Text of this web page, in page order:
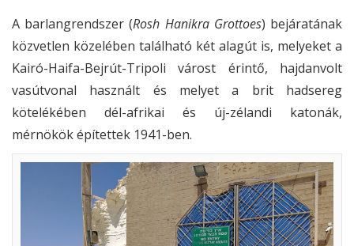
A barlangrendszer (Rosh Hanikra Grottoes) bejáratának
közvetlen közelében található két alagút is, melyeket a
Kairó-Haifa-Bejrút-Tripoli várost érintő, hajdanvolt
vasútvonal használt és melyet a brit hadsereg
kötelékében dél-afrikai és új-zélandi katonák,
mérnökök építettek 1941-ben.